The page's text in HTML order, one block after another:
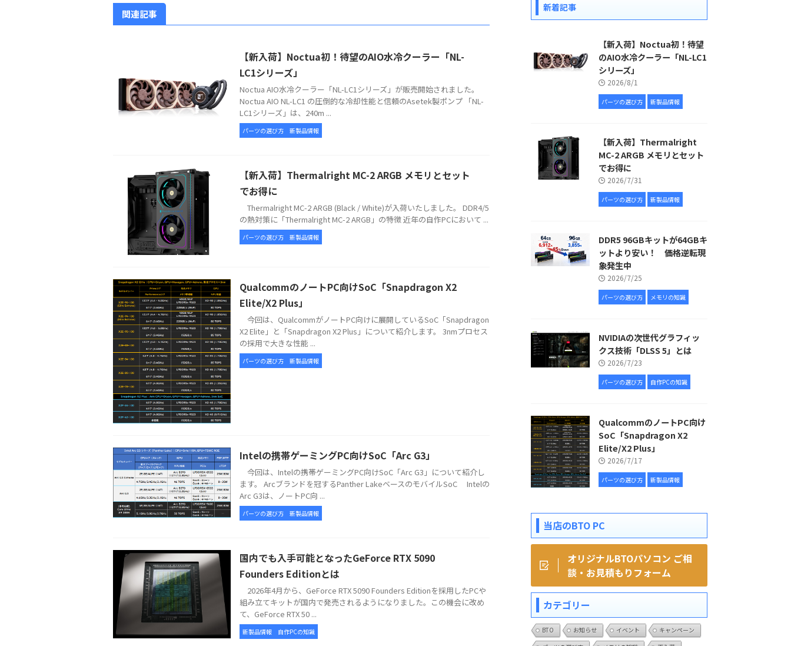
関連記事
【新入荷】Noctua初！待望のAIO水冷クーラー「NL-
LC1シリーズ」
Noctua AIO水冷クーラー「NL-LC1シリーズ」が販売開始されました。
Noctua AIO NL-LC1 の圧倒的な冷却性能と信頼のAsetek製ポンプ 「NL-
LC1シリーズ」は、240m ...
パーツの選び方 新製品情報
【新入荷】Thermalright MC-2 ARGB メモリとセット
でお得に
Thermalright MC-2 ARGB (Black / White)が入荷いたしました。 DDR4/5
の熱対策に「Thermalright MC-2 ARGB」の特徴 近年の自作PCにおいて ...
パーツの選び方 新製品情報
QualcommのノートPC向けSoC「Snapdragon X2
Elite/X2 Plus」
今回は、QualcommがノートPC向けに展開しているSoC「Snapdragon
X2 Elite」と「Snapdragon X2 Plus」について紹介します。 3nmプロセス
の採用で大きな性能 ...
パーツの選び方 新製品情報
Intelの携帯ゲーミングPC向けSoC「Arc G3」
今回は、Intelの携帯ゲーミングPC向けSoC「Arc G3」について紹介し
ます。 Arcブランドを冠するPanther LakeベースのモバイルSoC Intelの
Arc G3は、ノートPC向 ...
パーツの選び方 新製品情報
国内でも入手可能となったGeForce RTX 5090
Founders Editionとは
2026年4月から、GeForce RTX 5090 Founders Editionを採用したPCや
組み立てキットが国内で発売されるようになりました。この機会に改め
て、GeForce RTX 50 ...
新製品情報 自作PCの知識
新着記事
【新入荷】Noctua初！待望
のAIO水冷クーラー「NL-LC1
シリーズ」
2026/8/1
パーツの選び方 新製品情報
【新入荷】Thermalright
MC-2 ARGB メモリとセット
でお得に
2026/7/31
パーツの選び方 新製品情報
DDR5 96GBキットが64GBキ
ットより安い！ 価格逆転現
象発生中
2026/7/25
パーツの選び方 メモリの知識
NVIDIAの次世代グラフィッ
クス技術「DLSS 5」とは
2026/7/23
パーツの選び方 自作PCの知識
QualcommのノートPC向け
SoC「Snapdragon X2
Elite/X2 Plus」
2026/7/17
パーツの選び方 新製品情報
当店のBTO PC
オリジナルBTOパソコン ご相
談・お見積もりフォーム
カテゴリー
BTO お知らせ イベント
キャンペーン